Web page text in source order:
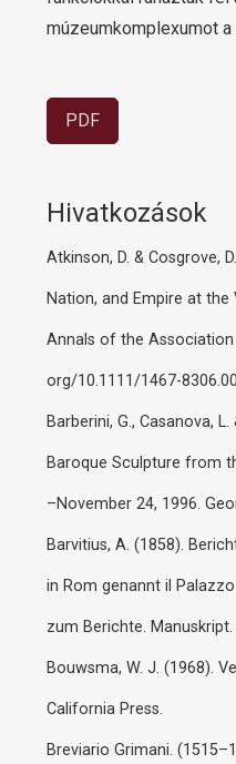
múzeumkomplexumot a
PDF
Hivatkozások
Atkinson, D. & Cosgrove,
Nation, and Empire at
Annals of the
org/10.1111/1467-
Barberini, G., Casanova,
Baroque Sculpture from
–November 24, 1996.
Barvitius, A. (1858).
in Rom genannt il
zum Berichte.
Bouwsma, W. J. (1968).
California Press.
Breviario Grimani.